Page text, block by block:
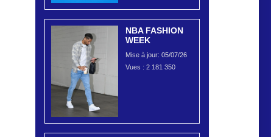
NBA FASHION
WEEK
Mise à jour: 05/07/26
Vues : 2 181 350